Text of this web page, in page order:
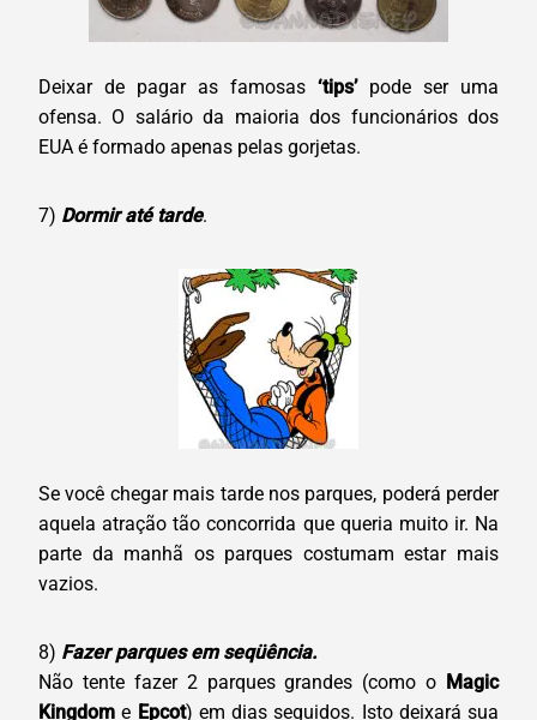
Deixar de pagar as famosas ‘tips’pode ser uma
ofensa. O salário da maioria dos funcionários dos
EUA é formado apenas pelas gorjetas.
7) Dormir até tarde.
Se você chegar mais tarde nos parques, poderá perder
aquela atração tão concorrida que queria muito ir. Na
parte da manhã os parques costumam estar mais
vazios.
8) Fazer parques em seqüência.
Não tente fazer 2 parques grandes (como o Magic
Kingdom e Epcot) em dias seguidos. Isto deixará sua